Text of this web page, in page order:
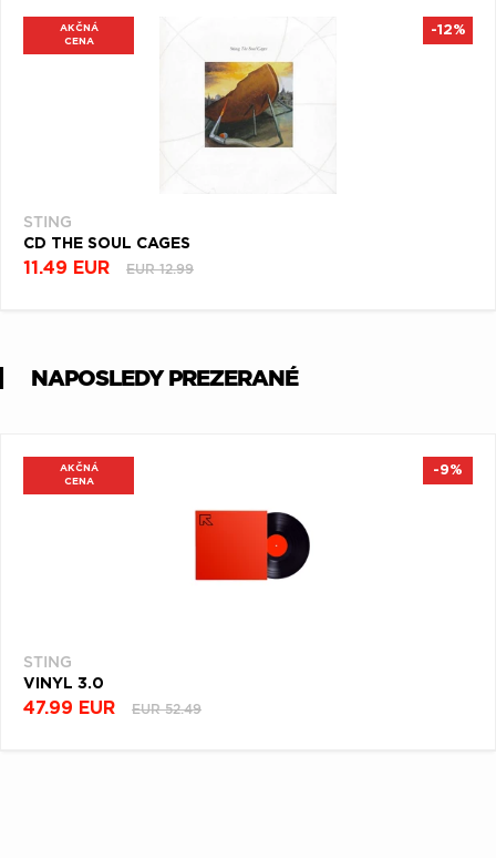
AKČNÁ
CENA
STING
CD THE SOUL CAGES
11.49 EUR EUR 12.99
-12%
NAPOSLEDY PREZERANÉ
AKČNÁ
CENA
STING
VINYL 3.0
47.99 EUR EUR 52.49
-9%